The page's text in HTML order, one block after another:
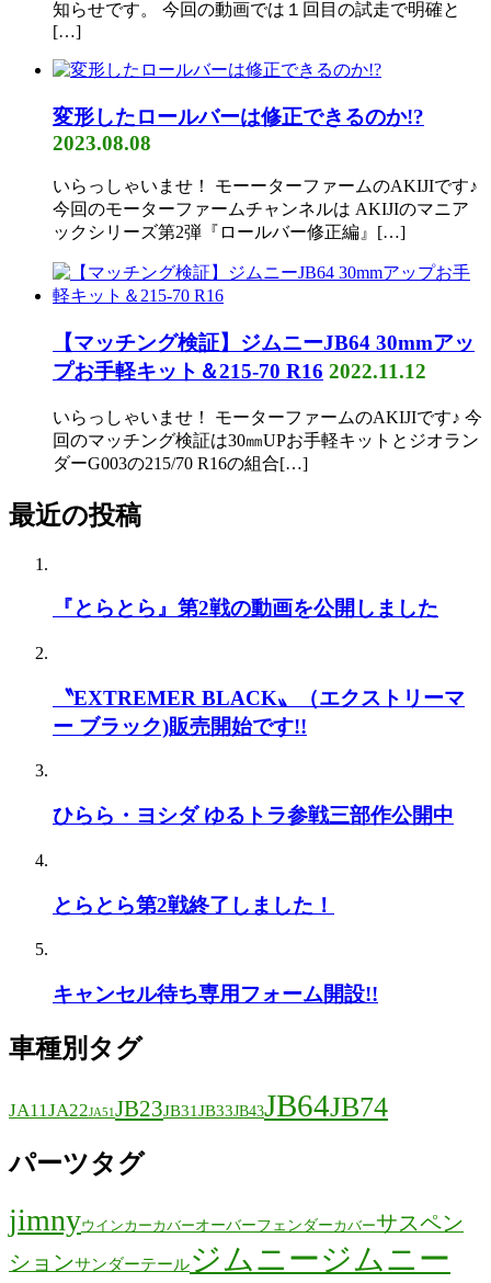
知らせです。 今回の動画では１回目の試走で明確と
[…]
変形したロールバーは修正できるのか!?
2023.08.08
いらっしゃいませ！ モーーターファームのAKIJIです♪
今回のモーターファームチャンネルは AKIJIのマニア
ックシリーズ第2弾『ロールバー修正編』[…]
【マッチング検証】ジムニーJB64 30mmアッ
プお手軽キット＆215-70 R16 2022.11.12
いらっしゃいませ！ モーターファームのAKIJIです♪ 今
回のマッチング検証は30㎜UPお手軽キットとジオラン
ダーG003の215/70 R16の組合[…]
最近の投稿
『とらとら』第2戦の動画を公開しました
〝EXTREMER BLACK〟（エクストリーマ
ー ブラック)販売開始です!!
ひらら・ヨシダ ゆるトラ参戦三部作公開中
とらとら第2戦終了しました！
キャンセル待ち専用フォーム開設!!
車種別タグ
JA11JA22JA51 JB23JB31JB33JB43JB64JB74
パーツタグ
jimnyウインカーカバーオーバーフェンダーカバーサスペン
ションサンダーテールジムニージムニー